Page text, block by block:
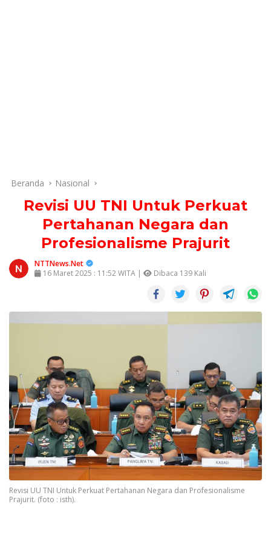
Beranda Nasional
Revisi UU TNI Untuk Perkuat
Pertahanan Negara dan
Profesionalisme Prajurit
NTTNews.Net
16 Maret 2025 : 11:52 WITA |
Dibaca 139 Kali
Revisi UU TNI Untuk Perkuat Pertahanan Negara dan Profesionalisme
Prajurit. (foto : isth).